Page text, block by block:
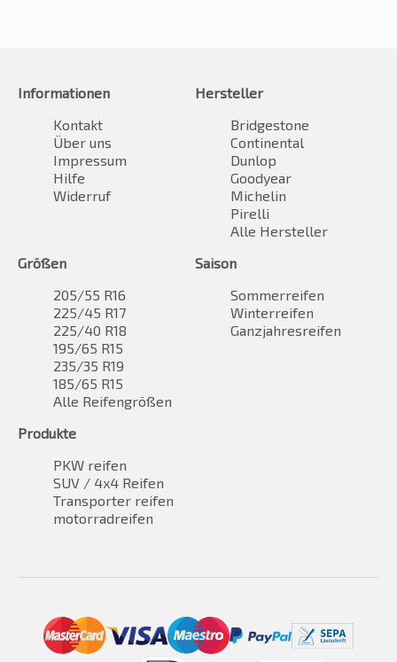
Informationen
Kontakt
Über uns
Impressum
Hilfe
Widerruf
Hersteller
Bridgestone
Continental
Dunlop
Goodyear
Michelin
Pirelli
Alle Hersteller
Größen
205/55 R16
225/45 R17
225/40 R18
195/65 R15
235/35 R19
185/65 R15
Alle Reifengrößen
Saison
Sommerreifen
Winterreifen
Ganzjahresreifen
Produkte
PKW reifen
SUV / 4x4 Reifen
Transporter reifen
motorradreifen